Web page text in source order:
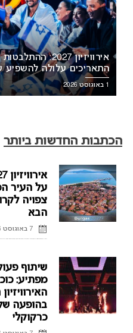
אירוויזיון 2027:
התאריכים עלולה להשפיע
1 באוגוסט 2026
הכתבות החדשות ביותר
על העיר
צפויה
הבא
7 באוגוסט 2026
שיתוף
מפתיע:
בהופעה
כרקוקלי